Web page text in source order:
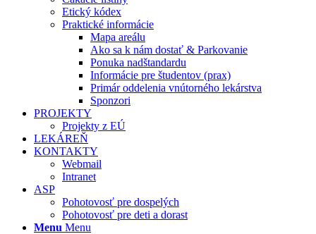
Etický kódex
Praktické informácie
Mapa areálu
Ako sa k nám dostať & Parkovanie
Ponuka nadštandardu
Informácie pre študentov (prax)
Primár oddelenia vnútorného lekárstva
Sponzori
PROJEKTY
Projekty z EÚ
LEKÁREŇ
KONTAKTY
Webmail
Intranet
ASP
Pohotovosť pre dospelých
Pohotovosť pre deti a dorast
Menu Menu